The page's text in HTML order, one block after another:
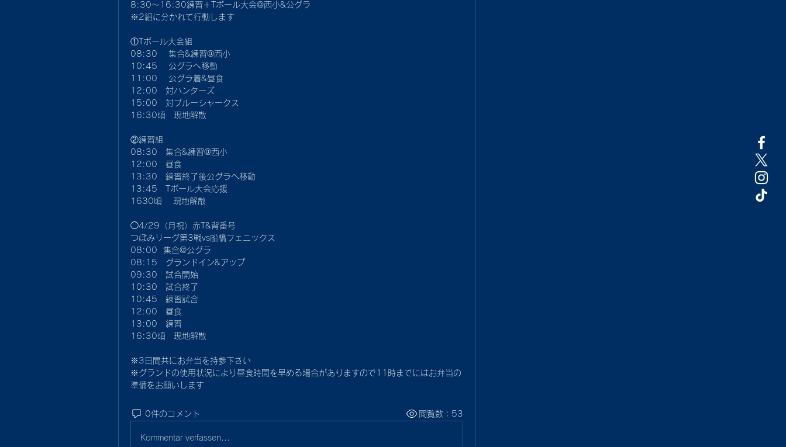
8:30〜16:30練習＋Tボール大会@西小&公グラ
※2組に分かれて行動します
①Tボール大会組
08:30 　集合&練習@西小
10:45 　公グラへ移動
11:00 　公グラ着&昼食
12:00　対ハンターズ
15:00　対ブルーシャークス
16:30頃　現地解散
②練習組
08:30　集合&練習@西小
12:00　昼食
13:30　練習終了後公グラへ移動
13:45　Tボール大会応援
1630頃 　現地解散
◯4/29（月祝）赤T&背番号
つぼみリーグ第3戦vs船橋フェニックス
08:00  集合@公グラ
08:15　グランドイン&アップ
09:30　試合開始
10:30　試合終了
10:45　練習試合
12:00　昼食
13:00　練習
16:30頃　現地解散
※3日間共にお弁当を持参下さい
※グランドの使用状況により昼食時間を早める場合がありますので11時までにはお弁当の
準備をお願いします
0件のコメント 閲覧数：53
Kommentar verfassen...